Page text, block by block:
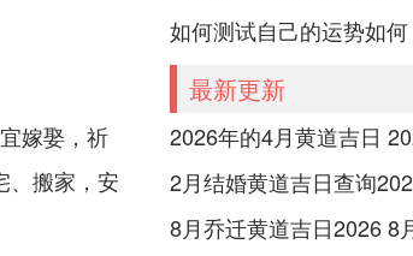
嫁娶，祈
、搬家，安
最新更新